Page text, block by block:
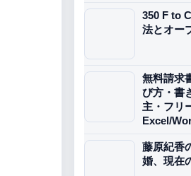
350 F to
法とオー
無料請求
び方・書
主・フリ
Excel/
藤原紀香
婚、現在